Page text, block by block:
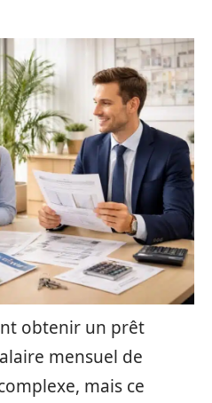
obtenir un prêt
mensuel de
mais ce